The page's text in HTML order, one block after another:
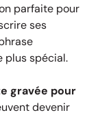
parfaite pour
ses
plus spécial.
gravée pour
devenir